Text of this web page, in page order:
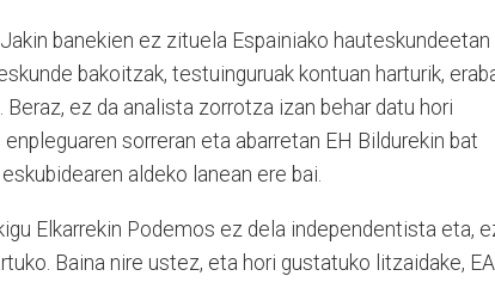
banekien ez zituela Espainiako hauteskundeetan
bakoitzak, testuinguruak kontuan harturik,
ez da analista zorrotza izan behar datu hori
sorreran eta abarretan EH Bildurekin bat
aldeko lanean ere bai.
Elkarrekin Podemos ez dela independentista eta,
Baina nire ustez, eta hori gustatuko litzaidake,